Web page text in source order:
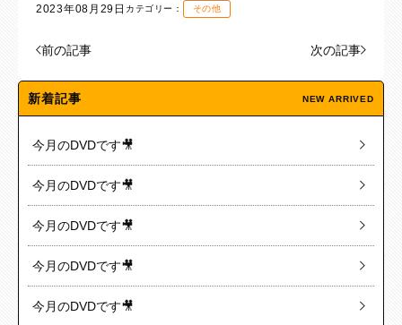
2023年08月29日 カテゴリー： その他
前の記事 次の記事
新着記事 NEW ARRIVED
今月のDVDです🎥
今月のDVDです🎥
今月のDVDです🎥
今月のDVDです🎥
今月のDVDです🎥